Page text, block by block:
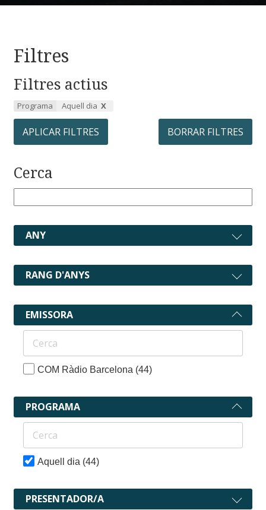
Filtres
Filtres actius
Programa Aquell dia
APLICAR FILTRES BORRAR FILTRES
Cerca
ANY
RANG D'ANYS
EMISSORA
COM Ràdio Barcelona (44)
PROGRAMA
Aquell dia (44)
PRESENTADOR/A